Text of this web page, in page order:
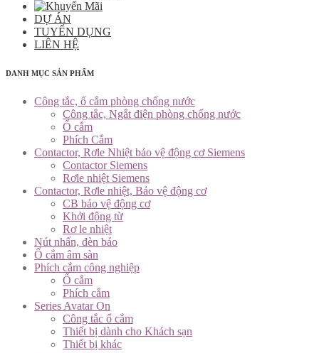
DỰ ÁN
TUYỂN DỤNG
LIÊN HỆ
DANH MỤC SẢN PHẨM
Công tắc, ổ cắm phòng chống nước
Công tắc, Ngắt điện phòng chống nước
Ổ cắm
Phích Cắm
Contactor, Rơle Nhiệt bảo vệ động cơ Siemens
Contactor Siemens
Rơle nhiệt Siemens
Contactor, Rơle nhiệt, Bảo vệ động cơ
CB bảo vệ động cơ
Khởi động từ
Rơ le nhiệt
Nút nhấn, đèn báo
Ổ cắm âm sàn
Phích cắm công nghiệp
Ổ cắm
Phích cắm
Series Avatar On
Công tắc ổ cắm
Thiết bị dành cho Khách sạn
Thiết bị khác